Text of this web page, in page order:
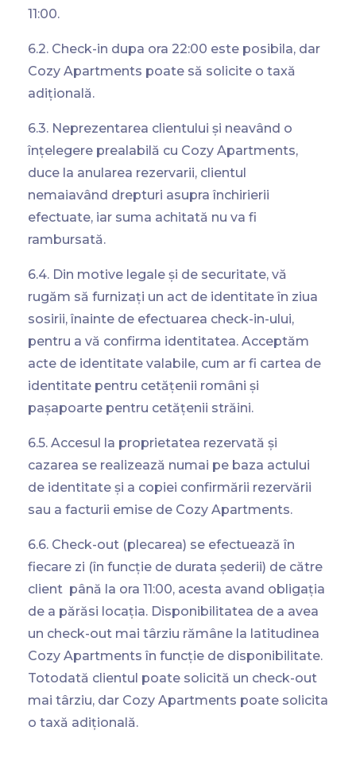
11:00.
6.2. Check-in dupa ora 22:00 este posibila, dar
Cozy Apartments poate să solicite o taxă
adițională.
6.3. Neprezentarea clientului și neavând o
înțelegere prealabilă cu Cozy Apartments,
duce la anularea rezervarii, clientul
nemaiavând drepturi asupra închirierii
efectuate, iar suma achitată nu va fi
rambursată.
6.4. Din motive legale și de securitate, vă
rugăm să furnizați un act de identitate în ziua
sosirii, înainte de efectuarea check-in-ului,
pentru a vă confirma identitatea. Acceptăm
acte de identitate valabile, cum ar fi cartea de
identitate pentru cetățenii români și
pașapoarte pentru cetățenii străini.
6.5. Accesul la proprietatea rezervată și
cazarea se realizează numai pe baza actului
de identitate și a copiei confirmării rezervării
sau a facturii emise de Cozy Apartments.
6.6. Check-out (plecarea) se efectuează în
fiecare zi (în funcție de durata șederii) de către
client până la ora 11:00, acesta avand obligația
de a părăsi locația. Disponibilitatea de a avea
un check-out mai târziu rămâne la latitudinea
Cozy Apartmentsîn funcție de disponibilitate.
Totodată clientul poate solicită un check-out
mai târziu, dar Cozy Apartments poate solicita
o taxă adițională.